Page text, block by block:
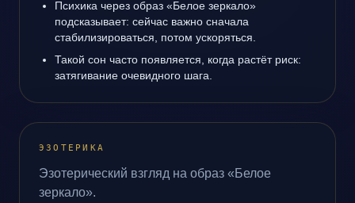
Психика через образ «Белое зеркало»
подсказывает: сейчас важно сначала
стабилизироваться, потом ускоряться.
Такой сон часто появляется, когда растёт риск:
затягивание очевидного шага.
ЭЗОТЕРИКА
Эзотерический взгляд на образ «Белое
зеркало».